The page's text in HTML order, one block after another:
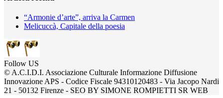
“Armonie d’arte”, arriva la Carmen
Melicuccà, Capitale della poesia
Follow US
© A.C.I.D.I. Associazione Culturale Informazione Diffusione
Innovazione APS - Codice Fiscale 94310120483 - Via Jacopo Nardi
21 - 50132 Firenze - SEO BY SIMONE ROMPIETTI SR WEB